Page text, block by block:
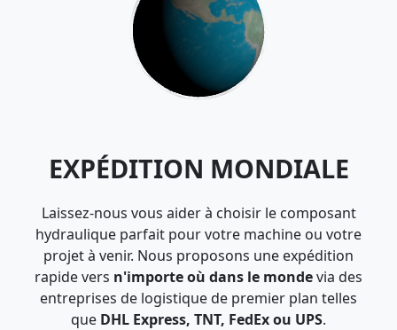
EXPÉDITION MONDIALE
Laissez-nous vous aider à choisir le composant
hydraulique parfait pour votre machine ou votre
projet à venir. Nous proposons une expédition
rapide vers n'importe où dans le mondevia des
entreprises de logistique de premier plan telles
que DHL Express, TNT, FedEx ou UPS.